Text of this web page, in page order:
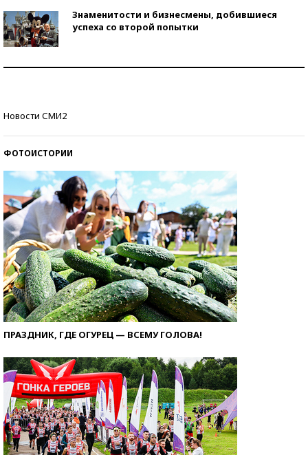
Знаменитости и бизнесмены, добившиеся
успеха со второй попытки
Новости СМИ2
ФОТОИСТОРИИ
ПРАЗДНИК, ГДЕ ОГУРЕЦ — ВСЕМУ ГОЛОВА!